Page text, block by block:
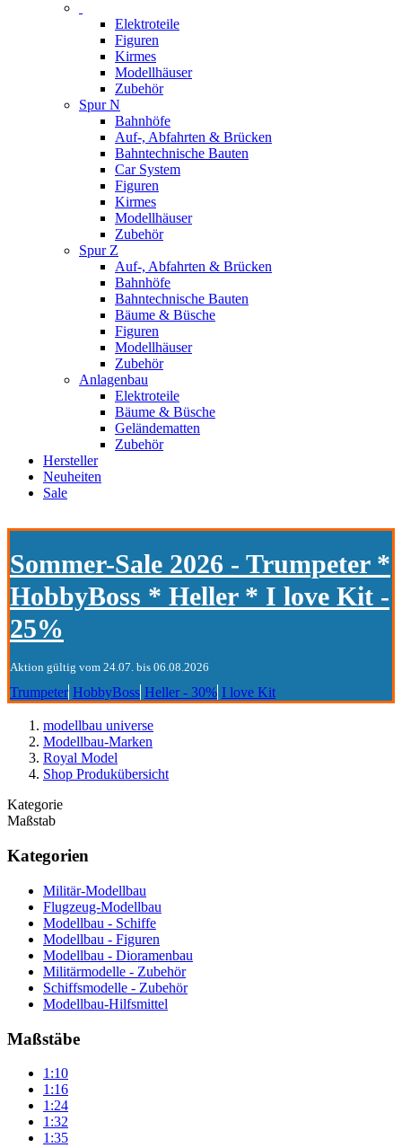
Elektroteile
Figuren
Kirmes
Modellhäuser
Zubehör
Spur N
Bahnhöfe
Auf-, Abfahrten & Brücken
Bahntechnische Bauten
Car System
Figuren
Kirmes
Modellhäuser
Zubehör
Spur Z
Auf-, Abfahrten & Brücken
Bahnhöfe
Bahntechnische Bauten
Bäume & Büsche
Figuren
Modellhäuser
Zubehör
Anlagenbau
Elektroteile
Bäume & Büsche
Geländematten
Zubehör
Hersteller
Neuheiten
Sale
Sommer-Sale 2026 - Trumpeter *
HobbyBoss * Heller * I love Kit -
25%
Aktion gültig vom 24.07. bis 06.08.2026
Trumpeter HobbyBoss Heller - 30% I love Kit
modellbau universe
Modellbau-Marken
Royal Model
Shop Produkübersicht
Kategorie
Maßstab
Kategorien
Militär-Modellbau
Flugzeug-Modellbau
Modellbau - Schiffe
Modellbau - Figuren
Modellbau - Dioramenbau
Militärmodelle - Zubehör
Schiffsmodelle - Zubehör
Modellbau-Hilfsmittel
Maßstäbe
1:10
1:16
1:24
1:32
1:35